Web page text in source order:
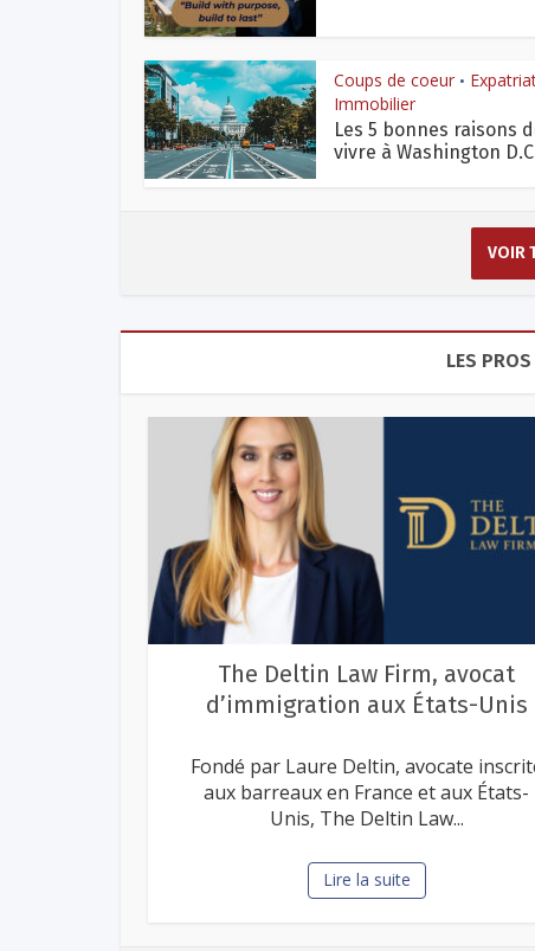
Coups de coeur •
Immobilier
Les 5 bonnes raisons
vivre à Washington
VOIR
LES
Équipe Lucie Ducasse & Yann
Rousseau – Christie’s...
Au sein du prestigieux réseau
International Real Estate, l'équipe
francophone formée par...
Lire la suite